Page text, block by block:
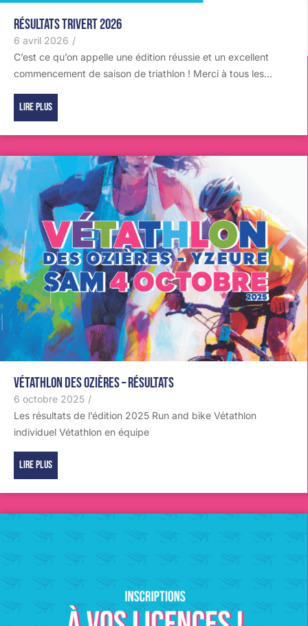
Résultats TRIVERT 2026
6 avril 2026 /
C’est ce qu’on appelle une édition réussie et un excellent
commencement de saison de triathlon ! Merci à tous les...
Lire plus
Vétathlon des Ozières – Résultats
6 octobre 2025 /
Les résultats de l’édition 2025 Run and bike Vétathlon
individuel Vétathlon en équipe
Lire plus